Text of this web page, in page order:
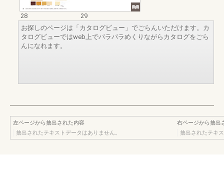
28
29
お探しのページは「カタログビュー」でごらんいただけます。カ
タログビューではweb上でパラパラめくりながらカタログをごら
んになれます。
左ページから抽出された内容
抽出されたテキストデータはありません。
右ページから抽出
抽出されたテキ